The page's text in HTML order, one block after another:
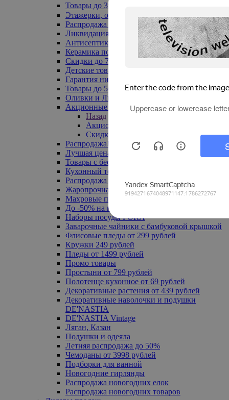
Товары до 399₽
Этажерки, обувницы
Распродажа текстиля до -50%
Ликвидация до -70%
Антисептики
Керамика по 129 руб
Скидки до 70%
Детские товары
Гарантия низкой цены
Товары до 500 руб
Оливки и Лимоны
Акционные товары
Назад
Акционные товары
Скидка 20% по промокоду
Распродажа! Ульяновск до -70%
Лучшая цена
Товары с бесплатной доставкой
Кухонный текстиль
Распродажа до -50%
Жаропрочная посуда
Махровые полотенца
До -50% на ковры
Наборы посуды FORA
Заварочные чайники с бамбуковой крышкой
Флисовые пледы от 299 рублей
Кружки 249 рублей
Пледы от 1499 рублей
Промо товары
Простыни от 799 рублей
Полотенце кухонное от 69 рублей
Декоративные растения от 439 рублей
Декоративные наволочки и подушки
DE'NASTIA
DE'NASTIA Vintage
Ляган, Казан
Подушки и одеяла
Летняя распродажа до 50%
Чемоданы от 3998 рублей
Подборки для ванной
Новогодние гирлянды
Распродажа новогодних елок
Распродажа новогодних товаров